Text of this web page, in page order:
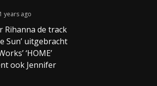
years ago
Rihanna de track
Sun’ uitgebracht
‘HOME’
ook Jennifer